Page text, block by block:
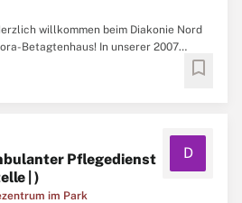
willkommen beim Diakonie Nord
Betagtenhaus! In unserer 2007
wir uns auf die Pflege und Betreuung
spezialisiert. Wir nehmen Ihre
bookmark
Pflegedienst
| )
im Park
D